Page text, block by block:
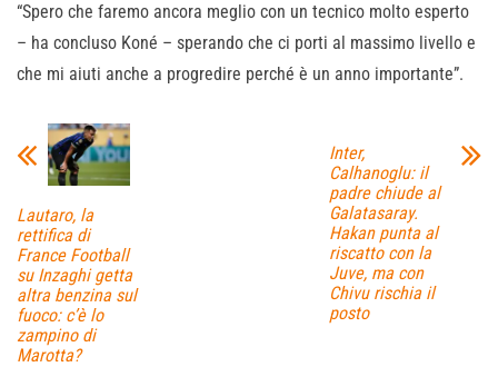
“Spero che faremo ancora meglio con un tecnico molto esperto
– ha concluso Koné – sperando che ci porti al massimo livello e
che mi aiuti anche a progredire perché è un anno importante”.
Lautaro, la
rettifica di
France Football
su Inzaghi getta
altra benzina sul
fuoco: c’è lo
zampino di
Marotta?
Inter,
Calhanoglu: il
padre chiude al
Galatasaray.
Hakan punta al
riscatto con la
Juve, ma con
Chivu rischia il
posto